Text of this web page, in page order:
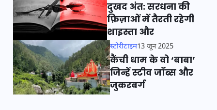
दुखद अंत: सरधना की
फ़िज़ाओं में तैरती रहेगी
शाइस्ता और
स्टोरीटाइम13 जून 2025
कैंची धाम के वो ‘बाबा’
जिन्हें स्टीव जॉब्स और
जुकरबर्ग